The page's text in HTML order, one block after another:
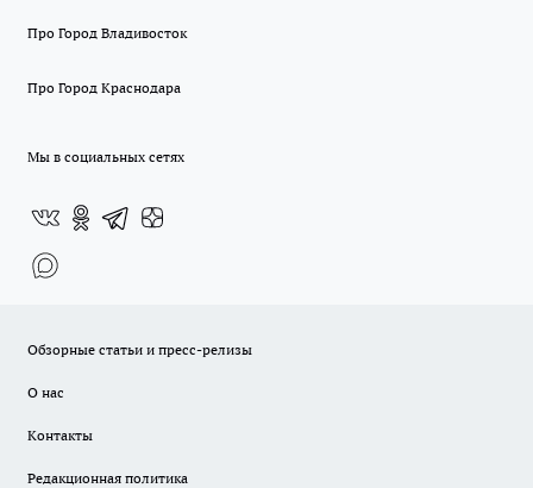
Про Город Владивосток
Про Город Краснодара
Мы в социальных сетях
Обзорные статьи и пресс-релизы
О нас
Контакты
Редакционная политика